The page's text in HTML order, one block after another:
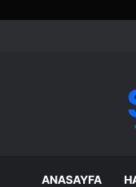
ANASAYFA